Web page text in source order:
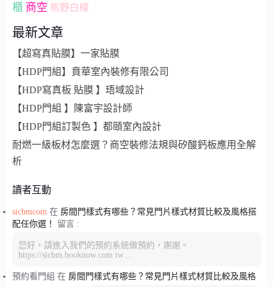
櫃 商空 熊野白樺
最新文章
【超寫真貼膜】一家貼膜
【HDP門組】賁華室內裝修有限公司
【HDP寫真板 貼膜 】珸域設計
【HDP門組 】陳富宇設計師
【HDP門組訂製色 】都頤室內設計
耐燃一級板材怎麼選？商空裝修法規與矽酸鈣板應用全解
析
讀者互動
sicbmcom 在 房間門樣式有哪些？常見門片樣式材質比較及風格搭
配任你選！
留言 :
您好，請進入我們的預約系統做預約，謝謝。
https://sicbm.booknow.com.tw…
預約看門組 在 房間門樣式有哪些？常見門片樣式材質比較及風格